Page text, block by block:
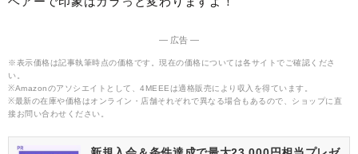
― 広告 ―
※表示価格は記事執筆時点の価格です。現在の価格については各サイトでご確認くださ
い。
※Amazonのアソシエイトとして、4MEEEは適格販売により収入を得ています。
※最新の在庫や価格はオンライン・店舗それぞれで異なる場合もあるので、ショップに直
接お問い合わせください。